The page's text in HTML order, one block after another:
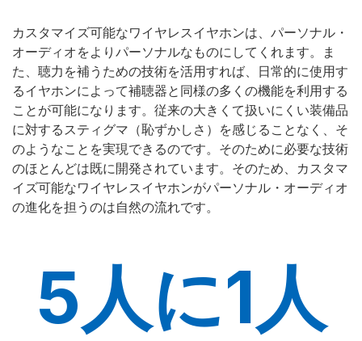
カスタマイズ可能なワイヤレスイヤホンは、パーソナル・
オーディオをよりパーソナルなものにしてくれます。ま
た、聴力を補うための技術を活用すれば、日常的に使用す
るイヤホンによって補聴器と同様の多くの機能を利用する
ことが可能になります。従来の大きくて扱いにくい装備品
に対するスティグマ（恥ずかしさ）を感じることなく、そ
のようなことを実現できるのです。そのために必要な技術
のほとんどは既に開発されています。そのため、カスタマ
イズ可能なワイヤレスイヤホンがパーソナル・オーディオ
の進化を担うのは自然の流れです。
5人に1人